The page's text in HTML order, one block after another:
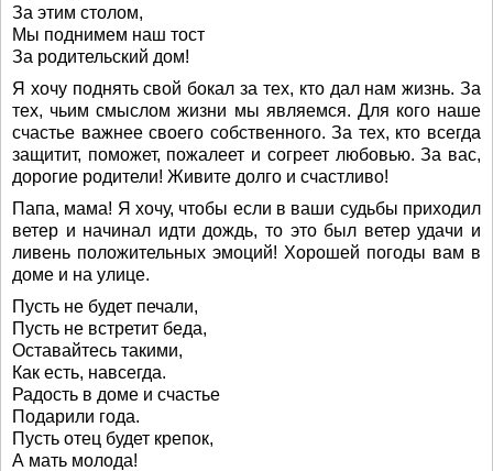
За этим столом,
Мы поднимем наш тост
За родительский дом!
Я хочу поднять свой бокал за тех, кто дал нам жизнь. За
тех, чьим смыслом жизни мы являемся. Для кого наше
счастье важнее своего собственного. За тех, кто всегда
защитит, поможет, пожалеет и согреет любовью. За вас,
дорогие родители! Живите долго и счастливо!
Папа, мама! Я хочу, чтобы если в ваши судьбы приходил
ветер и начинал идти дождь, то это был ветер удачи и
ливень положительных эмоций! Хорошей погоды вам в
доме и на улице.
Пусть не будет печали,
Пусть не встретит беда,
Оставайтесь такими,
Как есть, навсегда.
Радость в доме и счастье
Подарили года.
Пусть отец будет крепок,
А мать молода!